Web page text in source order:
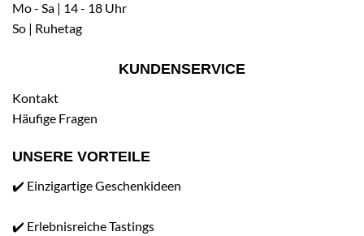
Mo - Sa | 14 - 18 Uhr
So | Ruhetag
KUNDENSERVICE
Kontakt
Häufige Fragen
UNSERE VORTEILE
✔️ Einzigartige Geschenkideen
✔️ Erlebnisreiche Tastings